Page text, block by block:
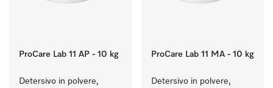
ProCare Lab 11 AP - 10 kg
Detersivo in polvere,
ProCare Lab 11 MA - 10 kg
Detersivo in polvere,